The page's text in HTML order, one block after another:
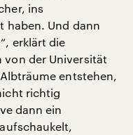
ins
haben. Und dann
erklärt die
von der Universität
entstehen,
richtig
dann ein